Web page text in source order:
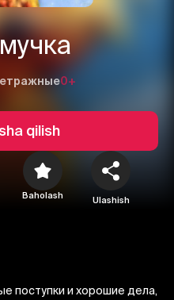
0+
qilish
Baholash Ulashish
поступки и хорошие дела,
2 3